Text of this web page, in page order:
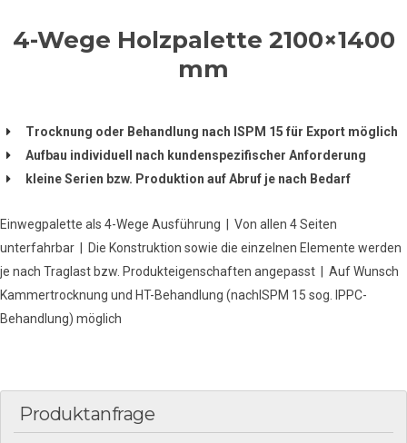
4-Wege Holzpalette 2100×1400
mm
Trocknung oder Behandlung nach ISPM 15 für Export möglich
Aufbau individuell nach kundenspezifischer Anforderung
kleine Serien bzw. Produktion auf Abruf je nach Bedarf
Einwegpalette als 4-Wege Ausführung | Von allen 4 Seiten
unterfahrbar | Die Konstruktion sowie die einzelnen Elemente werden
je nach Traglast bzw. Produkteigenschaften angepasst | Auf Wunsch
Kammertrocknung und HT-Behandlung (nachISPM 15 sog. IPPC-
Behandlung) möglich
Produktanfrage